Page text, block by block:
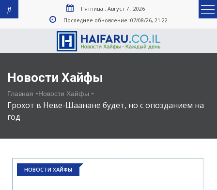
Пятница , Август 7 , 2026
Последнее обновление: 07/08/26, 21:22
Новости Хайфы
Главная -Новости Хайфы -
Грохот в Неве-Шаанане будет, но с опозданием на
год
НОВОСТИ ХАЙФЫ